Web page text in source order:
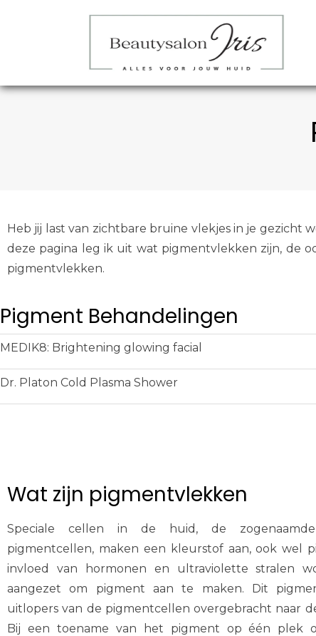
Heb jij last van zichtbare bruine vlekjes in je
deze pagina leg ik uit wat pigmentvlekken zijn, de
pigmentvlekken.
Pigment Behandelingen
MEDIK8: Brightening glowing facial
Dr. Platon Cold Plasma Shower
Wat zijn pigmentvlekken
Speciale cellen in de huid, de zogenaamde
pigmentcellen, maken een kleurstof aan, ook wel
invloed van hormonen en ultraviolette stralen
aangezet om pigment aan te maken. Dit
uitlopers van de pigmentcellen overgebracht naar
Bij een toename van het pigment op één plek